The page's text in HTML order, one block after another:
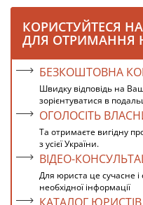
КОРИСТУЙТЕСЯ
ДЛЯ ОТРИМАННЯ
БЕЗКОШТОВНА
Швидку відповідь на
зорієнтуватися в
ОГОЛОСІТЬ
Та отримаєте вигідну
з усієї України.
ВІДЕО-
Для юриста це сучасне
необхідної інформації